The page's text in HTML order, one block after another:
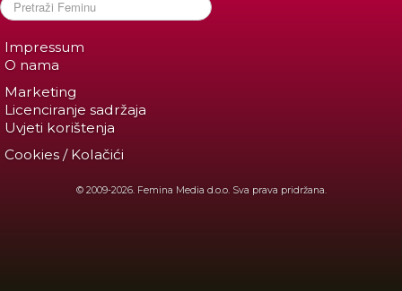
Impressum
O nama
Marketing
Licenciranje sadržaja
Uvjeti korištenja
Cookies / Kolačići
© 2009-2026. Femina Media d.o.o. Sva prava pridržana.